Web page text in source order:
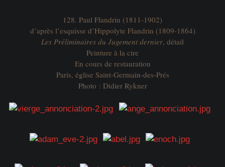
128. Paul Flandrin (1811-1902)
d’après l’esquisse d’Hippolyte Flandrin (1809-1864)
Les Préliminaires du Jugement dernier, détail
Peinture à la cire
En cours de restauration
Paris, église Saint-Germain-des-Prés
Photo : Didier Rykner